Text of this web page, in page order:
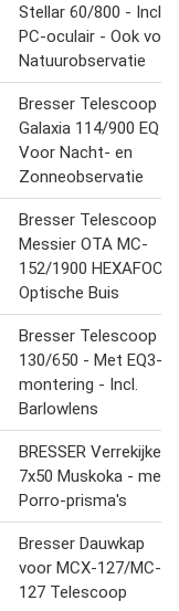
Stellar 60/800 - Incl.
PC-oculair - Ook voor
Natuurobservatie
Bresser Telescoop -
Galaxia 114/900 EQ -
Voor Nacht- en
Zonneobservatie
Bresser Telescoop -
Messier OTA MC-
152/1900 HEXAFOC -
Optische Buis
Bresser Telescoop -
130/650 - Met EQ3-
montering - Incl.
Barlowlens
BRESSER Verrekijker
7x50 Muskoka - met
Porro-prisma's
Bresser Dauwkap
voor MCX-127/MC-
127 Telescoop